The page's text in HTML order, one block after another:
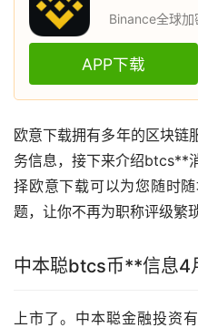
Binance全球
APP下载
欧意下载拥有多年的区块链
务信息，接下来介绍btcs**
择欧意下载可以为您随时
题，让你不再为职称评级繁
中本聪btcs币**信息4
上市了。中本聪金融投资